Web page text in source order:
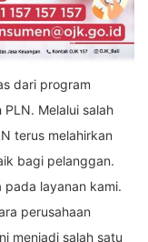
dari program
Melalui salah
terus melahirkan
bagi pelanggan.
pada layanan kami.
perusahaan
menjadi salah satu